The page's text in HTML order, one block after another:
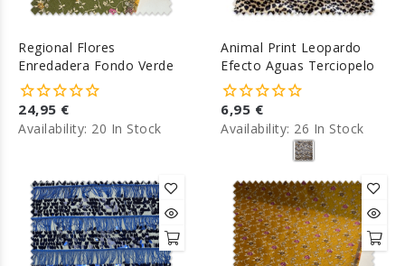
Regional Flores
Enredadera Fondo Verde
24,95 €
Availability: 20 In Stock
Animal Print Leopardo
Efecto Aguas Terciopelo
6,95 €
Availability: 26 In Stock